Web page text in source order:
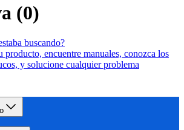
(0)
buscando?
producto, encuentre manuales, conozca los
y solucione cualquier problema